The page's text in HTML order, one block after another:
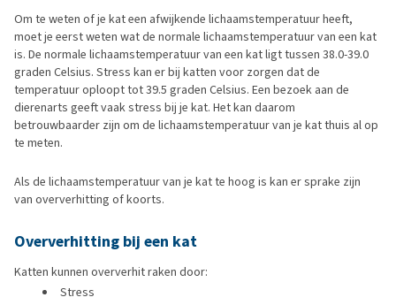
Om te weten of je kat een afwijkende lichaamstemperatuur heeft,
moet je eerst weten wat de normale lichaamstemperatuur van een kat
is. De normale lichaamstemperatuur van een kat ligt tussen 38.0-39.0
graden Celsius. Stress kan er bij katten voor zorgen dat de
temperatuur oploopt tot 39.5 graden Celsius. Een bezoek aan de
dierenarts geeft vaak stress bij je kat. Het kan daarom
betrouwbaarder zijn om de lichaamstemperatuur van je kat thuis al op
te meten.
Als de lichaamstemperatuur van je kat te hoog is kan er sprake zijn
van oververhitting of koorts.
Oververhitting bij een kat
Katten kunnen oververhit raken door:
Stress